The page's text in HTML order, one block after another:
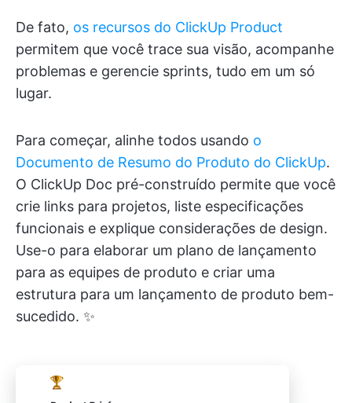
De fato, os recursos do ClickUp Product
permitem que você trace sua visão, acompanhe
problemas e gerencie sprints, tudo em um só
lugar.
Para começar, alinhe todos usando o
Documento de Resumo do Produto do ClickUp.
O ClickUp Doc pré-construído permite que você
crie links para projetos, liste especificações
funcionais e explique considerações de design.
Use-o para elaborar um plano de lançamento
para as equipes de produto e criar uma
estrutura para um lançamento de produto bem-
sucedido. ✨